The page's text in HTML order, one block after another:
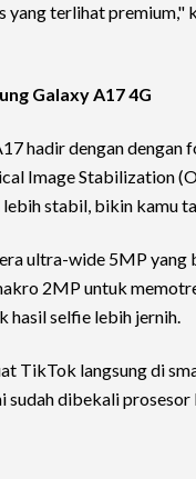
yang terlihat premium,"
Galaxy A17 4G
hadir dengan
Image Stabilization
stabil, bikin kamu
ultra-wide 5MP
2MP untuk
hasil selfie lebih jernih.
TikTok langsung di
sudah dibekali